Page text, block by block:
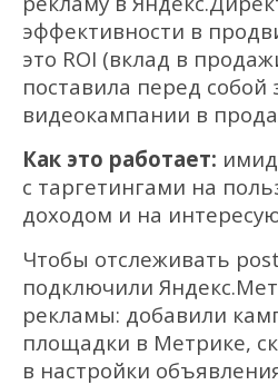
эффективности в
это ROI (вклад в
поставила перед собой
видеокампании в
Как это работает:
с таргетингами на
доходом и на
Чтобы отслеживать
подключили
рекламы: добавили
площадки в Метрике,
в настройки